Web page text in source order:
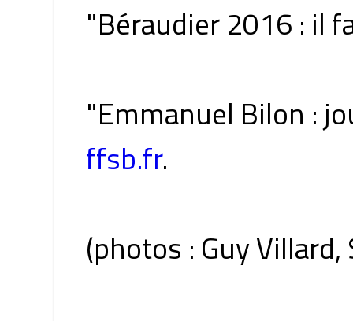
"Béraudier 2016 : il
"Emmanuel Bilon :
ffsb.fr.
(photos : Guy